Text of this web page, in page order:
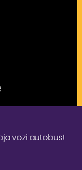
vozi autobus!